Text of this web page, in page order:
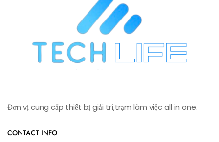
Đơn vị cung cấp thiết bị giải trí,trạm làm việc all in one.
CONTACT INFO